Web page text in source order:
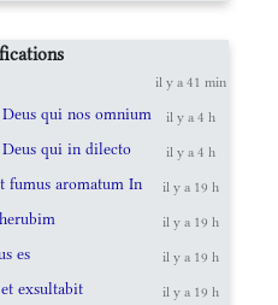
il y a 41 min
qui nos omnium il y a 4 h
qui in dilecto il y a 4 h
fumus aromatum In il y a 19 h
il y a 19 h
es il y a 19 h
exsultabit il y a 19 h